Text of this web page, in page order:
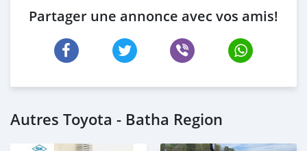
Partager une annonce avec vos amis!
Autres Toyota - Batha Region